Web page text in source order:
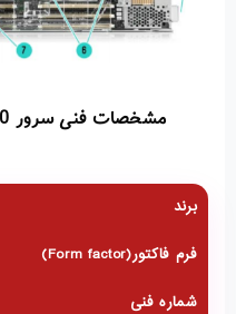
مشخصات فنی سرور HPE Synergy 660 Gen10
برند
فرم فاکتور(Form factor)
شماره فنی